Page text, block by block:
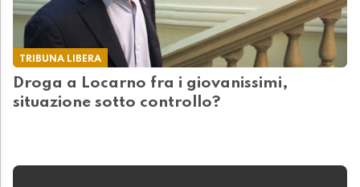
TRIBUNA LIBERA
Droga a Locarno fra i giovanissimi,
situazione sotto controllo?